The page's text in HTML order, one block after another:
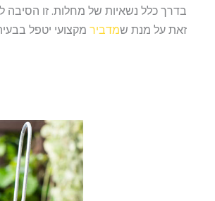
בדרך כלל נשאיות של מחלות. זו הסיבה
זאת על מנת שמדביר מקצועי יטפל